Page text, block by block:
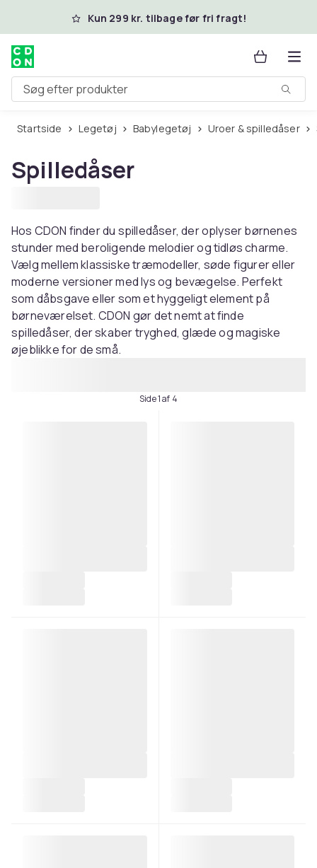
Spring til hovedindhold
Kun 299 kr. tilbage før fri fragt!
Søg efter produkter
Startside Legetøj Babylegetøj Uroer & spilledåser
Spilledåser
Hos CDON finder du spilledåser, der oplyser børnenes
stunder med beroligende melodier og tidløs charme.
Vælg mellem klassiske træmodeller, søde figurer eller
moderne versioner med lys og bevægelse. Perfekt
som dåbsgave eller som et hyggeligt element på
børneværelset. CDON gør det nemt at finde
spilledåser, der skaber tryghed, glæde og magiske
øjeblikke for de små.
Side 1 af 4